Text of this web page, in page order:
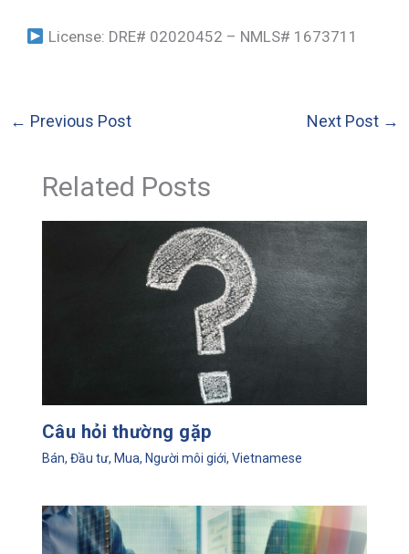
License: DRE# 02020452 – NMLS# 1673711
← Previous Post Next Post →
Related Posts
Câu hỏi thường gặp
Bán, Đầu tư, Mua, Người môi giới, Vietnamese